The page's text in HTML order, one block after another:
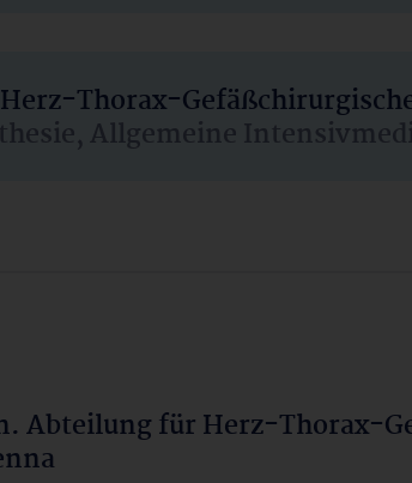
Thorax-
Allgemeine
Abteilung für Herz-Thorax-